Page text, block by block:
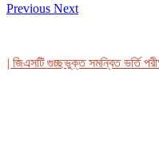
Previous Next
গুচ্ছভুক্ত সমন্বিত ভর্তি